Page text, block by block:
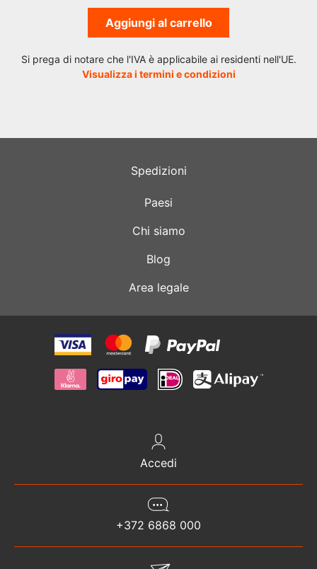
Aggiungi al carrello
Si prega di notare che l'IVA è applicabile ai residenti nell'UE.
Visualizza i termini e condizioni
Spedizioni
Paesi
Chi siamo
Blog
Area legale
Accedi
+372 6868 000